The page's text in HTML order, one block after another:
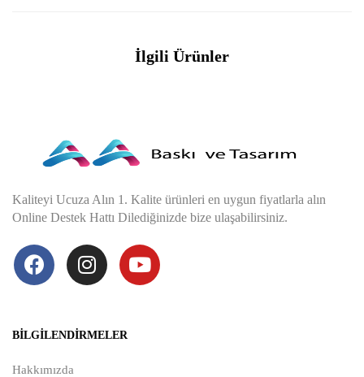
İlgili Ürünler
Kaliteyi Ucuza Alın 1. Kalite ürünleri en uygun fiyatlarla alın
Online Destek Hattı Dilediğinizde bize ulaşabilirsiniz.
BILGILENDIRMELER
Hakkımızda